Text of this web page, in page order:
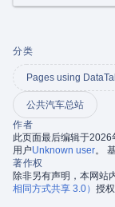
分类
Pages using
公共汽车总站
作者
此页面最后编辑于
用户Unknown user。
著作权
除非另有声明，本网站
相同方式共享 3.0） 授权